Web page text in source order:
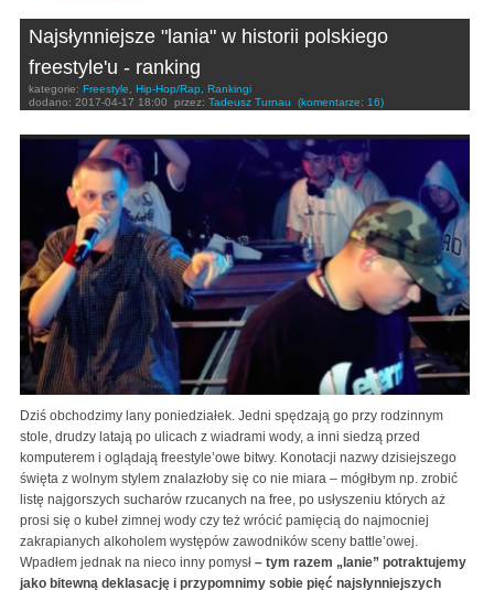
Najsłynniejsze "lania" w historii polskiego
freestyle'u - ranking
kategorie: Freestyle Hip-Hop/Rap
Rankingi
dodano: 2017-04-17 18:00 przez: Tadeusz Turnau (komentarze: 16)
Dziś obchodzimy lany poniedziałek. Jedni spędzają go przy rodzinnym
stole, drudzy latają po ulicach z wiadrami wody, a inni siedzą przed
komputerem i oglądają freestyle’owe bitwy. Konotacji nazwy dzisiejszego
święta z wolnym stylem znalazłoby się co nie miara – mógłbym np. zrobić
listę najgorszych sucharów rzucanych na free, po usłyszeniu których aż
prosi się o kubeł zimnej wody czy też wrócić pamięcią do najmocniej
zakrapianych alkoholem występów zawodników sceny battle’owej.
Wpadłem jednak na nieco inny pomysł – tym razem „lanie” potraktujemy
jako bitewną deklasację i przypomnimy sobie pięć najsłynniejszych